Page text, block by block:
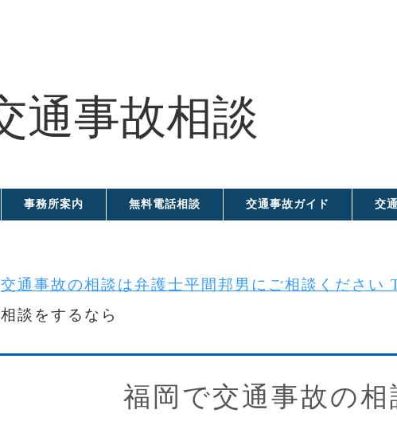
事務所案内 無料電話相談 交通事故ガイド 交
交通事故の相談は弁護士平間邦男にご相談ください
相談をするなら
福岡で交通事故の相